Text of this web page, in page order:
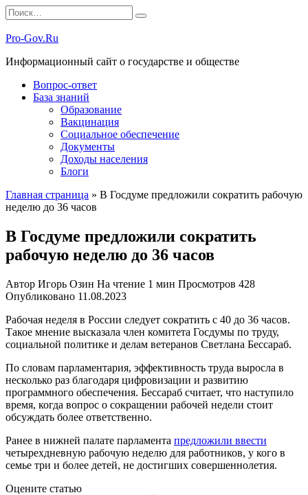
Перейти
к
содержанию
Search
for:
Pro-Gov.Ru
Информационный сайт о государстве и обществе
Вопрос-ответ
База знаний
Образование
Вакцинация
Социальное обеспечение
Документы
Доходы населения
Блоги
Главная страница » В Госдуме предложили сократить рабочую
неделю до 36 часов
В Госдуме предложили сократить
рабочую неделю до 36 часов
Автор Игорь Озин На чтение 1 мин Просмотров 428
Опубликовано 11.08.2023
Рабочая неделя в России следует сократить с 40 до 36 часов.
Такое мнение высказала член комитета Госдумы по труду,
социальной политике и делам ветеранов Светлана Бессараб.
По словам парламентария, эффективность труда выросла в
несколько раз благодаря цифровизации и развитию
программного обеспечения. Бессараб считает, что наступило
время, когда вопрос о сокращении рабочей недели стоит
обсуждать более ответственно.
Ранее в нижней палате парламента предложили ввести
четырехдневную рабочую неделю для работников, у кого в
семье три и более детей, не достигших совершеннолетия.
Оцените статью